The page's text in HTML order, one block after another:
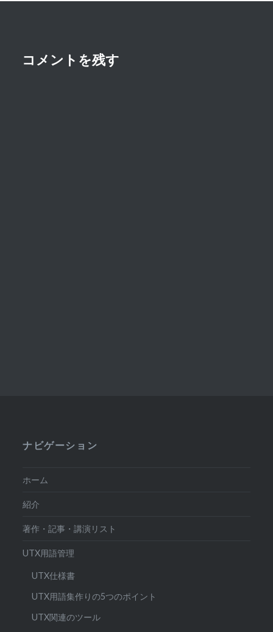
コメントを残す
ナビゲーション
ホーム
紹介
著作・記事・講演リスト
UTX用語管理
UTX仕様書
UTX用語集作りの5つのポイント
UTX関連のツール